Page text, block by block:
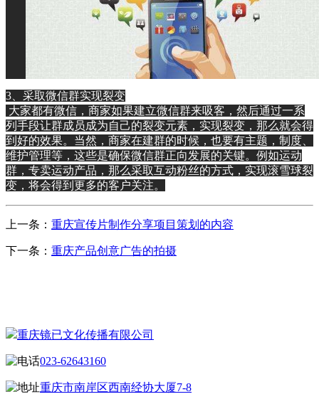
3、采取微信群实现裂变
大家都有微信，商家如果建立微信群来吸客，然后通过一系
列手段让群成员成为自己的裂变元素，实现裂变，那么就会得
到好的效果。当然，商家在建群的时候，也要有主题，制度、
维护管理等，这些是确保微信群正向发展的关键。例如运动
群，专卖运动产品，那么采取互动粉丝的方式，实现滚雪球裂
变，将会得到更多的客户关注。
上一条： 重庆宣传片制作分享项目策划的内容
下一条： 重庆产品创意广告的拍摄
重庆镜已文化传播有限公司
023-62643160
重庆市南岸区西南经协大厦7-8